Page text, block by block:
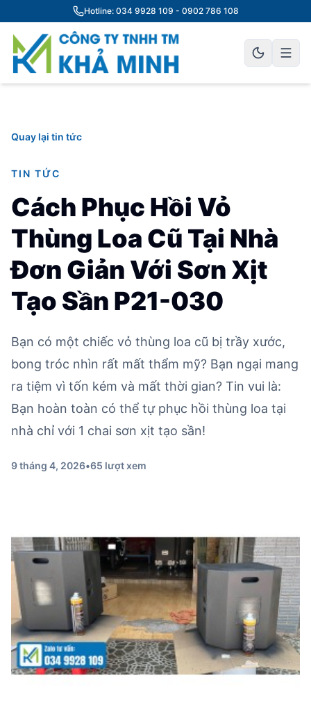
Hotline: 034 9928 109 - 0902 786 108
Quay lại tin tức
TIN TỨC
Cách Phục Hồi Vỏ
Thùng Loa Cũ Tại Nhà
Đơn Giản Với Sơn Xịt
Tạo Sần P21-030
Bạn có một chiếc vỏ thùng loa cũ bị trầy xước,
bong tróc nhìn rất mất thẩm mỹ? Bạn ngại mang
ra tiệm vì tốn kém và mất thời gian? Tin vui là:
Bạn hoàn toàn có thể tự phục hồi thùng loa tại
nhà chỉ với 1 chai sơn xịt tạo sần!
9 tháng 4, 2026•65 lượt xem